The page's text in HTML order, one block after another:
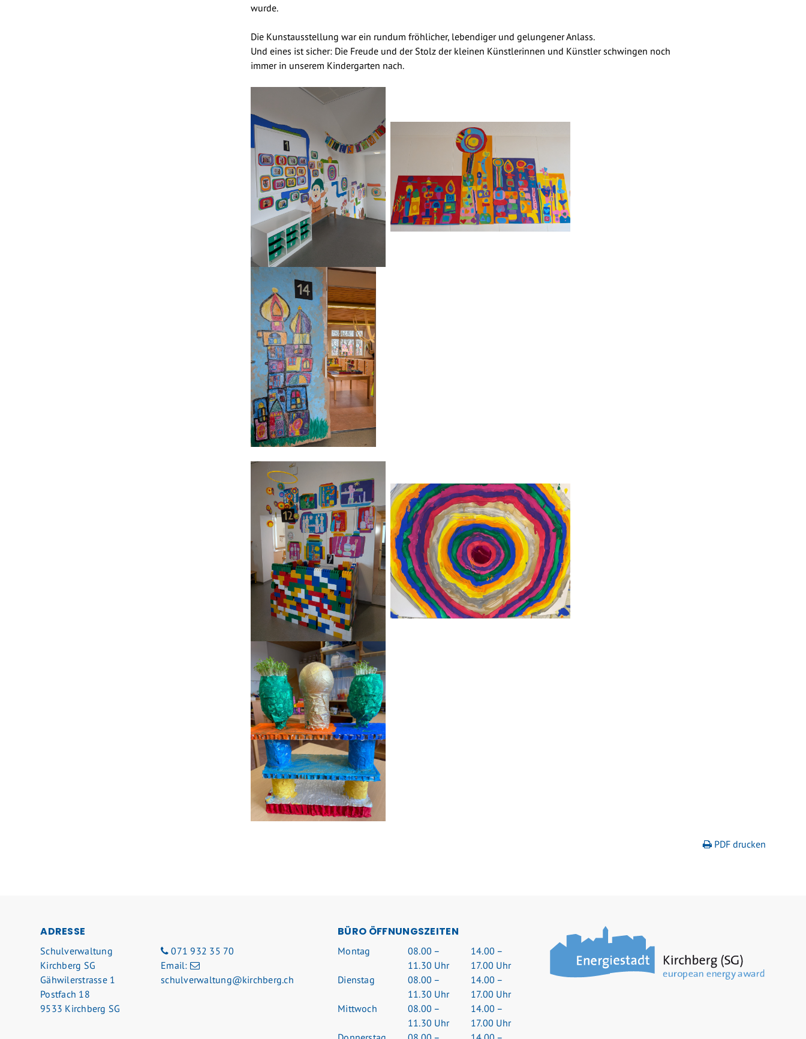
wurde.
Die Kunstausstellung war ein rundum fröhlicher, lebendiger und gelungener Anlass.
Und eines ist sicher: Die Freude und der Stolz der kleinen Künstlerinnen und Künstler schwingen noch
immer in unserem Kindergarten nach.
PDF drucken
ADRESSE
Schulverwaltung
Kirchberg SG
Gähwilerstrasse 1
Postfach 18
9533 Kirchberg SG
071 932 35 70
Email:
schulverwaltung@kirchberg.ch
BÜRO ÖFFNUNGSZEITEN
Montag
08.00 –
11.30 Uhr
14.00 –
17.00 Uhr
Dienstag
08.00 –
11.30 Uhr
14.00 –
17.00 Uhr
Mittwoch
08.00 –
11.30 Uhr
14.00 –
17.00 Uhr